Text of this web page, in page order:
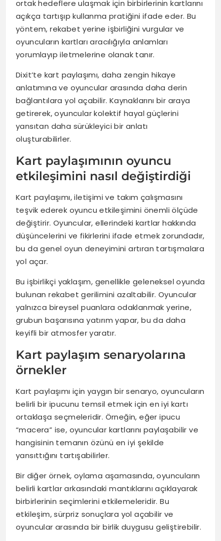
ortak hedeflere ulaşmak için birbirlerinin kartlarını
açıkça tartışıp kullanma pratiğini ifade eder. Bu
yöntem, rekabet yerine işbirliğini vurgular ve
oyuncuların kartları aracılığıyla anlamları
yorumlayıp iletmelerine olanak tanır.
Dixit’te kart paylaşımı, daha zengin hikaye
anlatımına ve oyuncular arasında daha derin
bağlantılara yol açabilir. Kaynaklarını bir araya
getirerek, oyuncular kolektif hayal güçlerini
yansıtan daha sürükleyici bir anlatı
oluşturabilirler.
Kart paylaşımının oyuncu
etkileşimini nasıl değiştirdiği
Kart paylaşımı, iletişimi ve takım çalışmasını
teşvik ederek oyuncu etkileşimini önemli ölçüde
değiştirir. Oyuncular, ellerindeki kartlar hakkında
düşüncelerini ve fikirlerini ifade etmek zorundadır,
bu da genel oyun deneyimini artıran tartışmalara
yol açar.
Bu işbirlikçi yaklaşım, genellikle geleneksel oyunda
bulunan rekabet gerilimini azaltabilir. Oyuncular
yalnızca bireysel puanlara odaklanmak yerine,
grubun başarısına yatırım yapar, bu da daha
keyifli bir atmosfer yaratır.
Kart paylaşım senaryolarına
örnekler
Kart paylaşımı için yaygın bir senaryo, oyuncuların
belirli bir ipucunu temsil etmek için en iyi kartı
ortaklaşa seçmeleridir. Örneğin, eğer ipucu
“macera” ise, oyuncular kartlarını paylaşabilir ve
hangisinin temanın özünü en iyi şekilde
yansıttığını tartışabilirler.
Bir diğer örnek, oylama aşamasında, oyuncuların
belirli kartlar arkasındaki mantıklarını açıklayarak
birbirlerinin seçimlerini etkilemeleridir. Bu
etkileşim, sürpriz sonuçlara yol açabilir ve
oyuncular arasında bir birlik duygusu geliştirebilir.